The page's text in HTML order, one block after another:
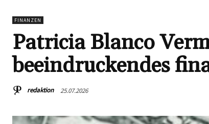
FINANZEN
Patricia Blanco
beeindruckendes
redaktion 25.07.2026